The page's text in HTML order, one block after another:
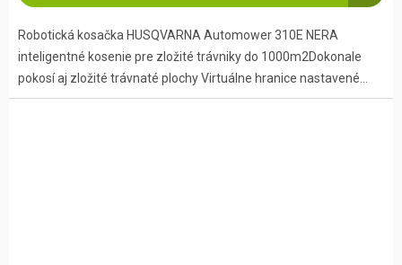
Robotická kosačka HUSQVARNA Automower 310E NERA
inteligentné kosenie pre zložité trávniky do 1000m2Dokonale
pokosí aj zložité trávnaté plochy Virtuálne hranice nastavené...